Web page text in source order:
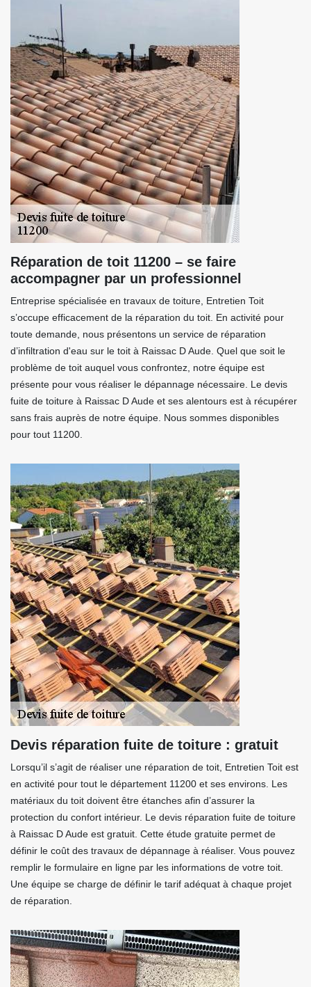
Réparation de toit 11200 – se faire
accompagner par un professionnel
Entreprise spécialisée en travaux de toiture, Entretien Toit
s’occupe efficacement de la réparation du toit. En activité pour
toute demande, nous présentons un service de réparation
d’infiltration d'eau sur le toit à Raissac D Aude. Quel que soit le
problème de toit auquel vous confrontez, notre équipe est
présente pour vous réaliser le dépannage nécessaire. Le devis
fuite de toiture à Raissac D Aude et ses alentours est à récupérer
sans frais auprès de notre équipe. Nous sommes disponibles
pour tout 11200.
Devis réparation fuite de toiture : gratuit
Lorsqu’il s’agit de réaliser une réparation de toit, Entretien Toit est
en activité pour tout le département 11200 et ses environs. Les
matériaux du toit doivent être étanches afin d’assurer la
protection du confort intérieur. Le devis réparation fuite de toiture
à Raissac D Aude est gratuit. Cette étude gratuite permet de
définir le coût des travaux de dépannage à réaliser. Vous pouvez
remplir le formulaire en ligne par les informations de votre toit.
Une équipe se charge de définir le tarif adéquat à chaque projet
de réparation.